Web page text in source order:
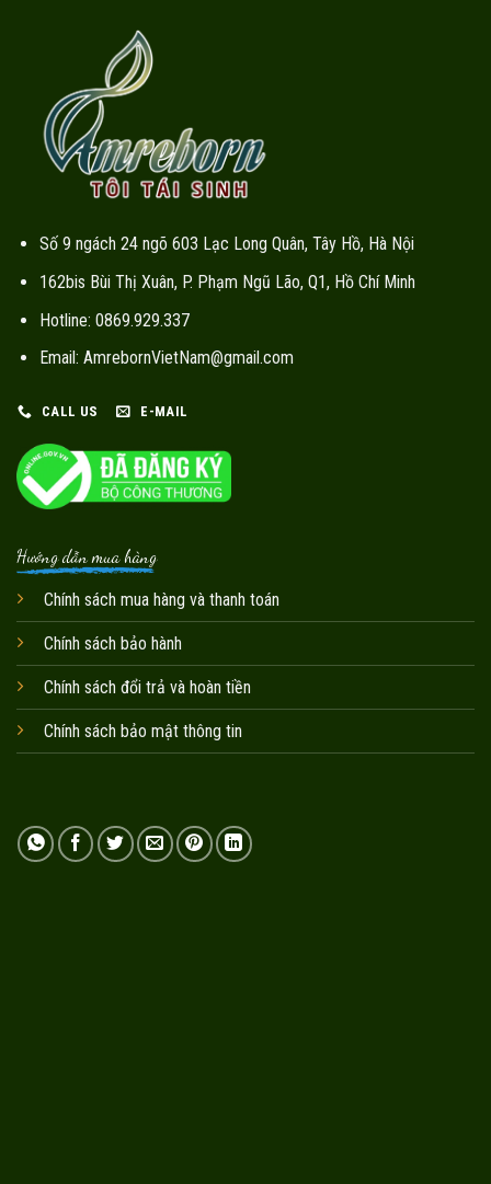
Số 9 ngách 24 ngõ 603 Lạc Long Quân, Tây Hồ, Hà Nội
162bis Bùi Thị Xuân, P. Phạm Ngũ Lão, Q1, Hồ Chí Minh
Hotline: 0869.929.337
Email: AmrebornVietNam@gmail.com
CALL US E-MAIL
Hướng dẫn mua hàng
Chính sách mua hàng và thanh toán
Chính sách bảo hành
Chính sách đổi trả và hoàn tiền
Chính sách bảo mật thông tin